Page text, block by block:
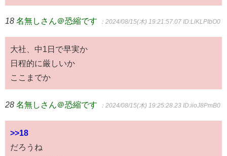
18 名無しさん＠恐縮です ：2024/08/15(木) 19:21:57.07 ID:LlKLPIbO0
大社、中1日で早実か
日程的に厳しいか
ここまでか
28 名無しさん＠恐縮です ：2024/08/15(木) 19:25:28.23 ID:iioJ8PmB0
>>18
だろうね